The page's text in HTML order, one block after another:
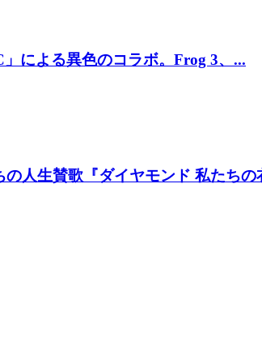
による異色のコラボ。Frog 3、...
人生賛歌『ダイヤモンド 私たちの